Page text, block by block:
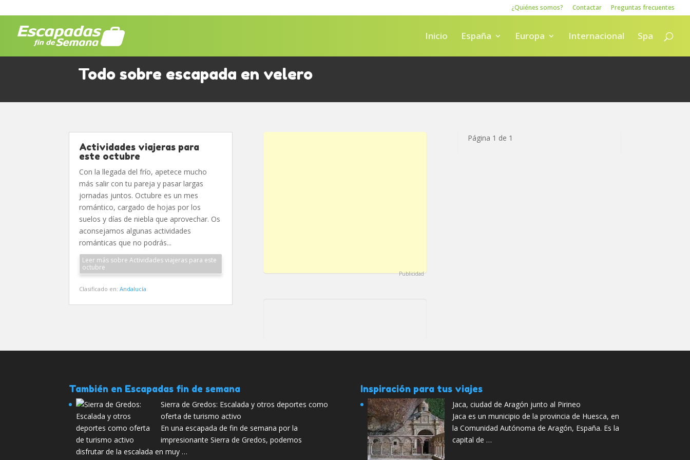
¿Quiénes somos? Contactar Preguntas frecuentes
Inicio España Europa Internacional Spa
Todo sobre escapada en velero
Actividades viajeras para
este octubre
Con la llegada del frío, apetece mucho
más salir con tu pareja y pasar largas
jornadas juntos. Octubre es un mes
romántico, cargado de hojas por los
suelos y días de niebla que aprovechar. Os
aconsejamos algunas actividades
románticas que no podrás...
Leer más sobre Actividades viajeras para este
octubre
Clasificado en:Andalucía
Publicidad
Página 1 de 1
También en Escapadas fin de semana
Sierra de Gredos: Escalada y otros deportes como
oferta de turismo activo
En una escapada de fin de semana por la
impresionante Sierra de Gredos, podemos
disfrutar de la escalada en muy …
Inspiración para tus viajes
Jaca, ciudad de Aragón junto al Pirineo
Jaca es un municipio de la provincia de Huesca, en
la Comunidad Autónoma de Aragón, España. Es la
capital de …